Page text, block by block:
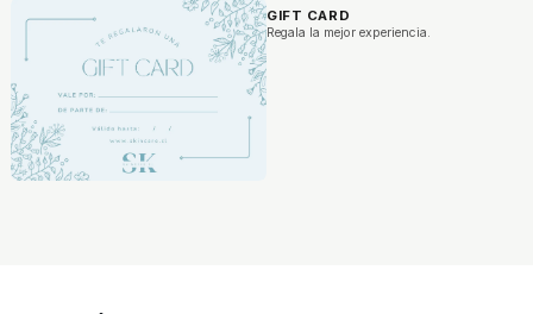
GIFT CARD
Regala la mejor experiencia.